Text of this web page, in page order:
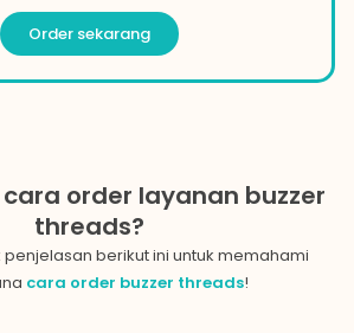
Order sekarang
order layanan buzzer
threads?
berikut ini untuk memahami
cara order buzzer threads!